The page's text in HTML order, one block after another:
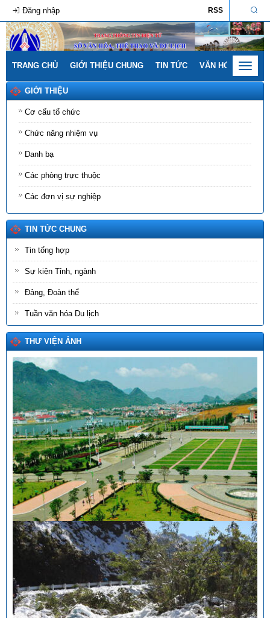
RSS
Đăng nhập
TRANG CHỦ GIỚI THIỆU CHUNG TIN TỨC VĂN HÓA - GIA
Toggle
GIỚI THIỆU
Cơ cấu tổ chức
Chức năng nhiệm vụ
Danh bạ
Các phòng trực thuộc
Các đơn vị sự nghiệp
TIN TỨC CHUNG
Tin tổng hợp
Sự kiện Tỉnh, ngành
Đảng, Đoàn thể
Tuần văn hóa Du lịch
THƯ VIỆN ẢNH